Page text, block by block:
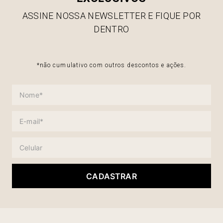
ASSINE NOSSA NEWSLETTER E FIQUE POR
DENTRO
*não cumulativo com outros descontos e ações.
CADASTRAR